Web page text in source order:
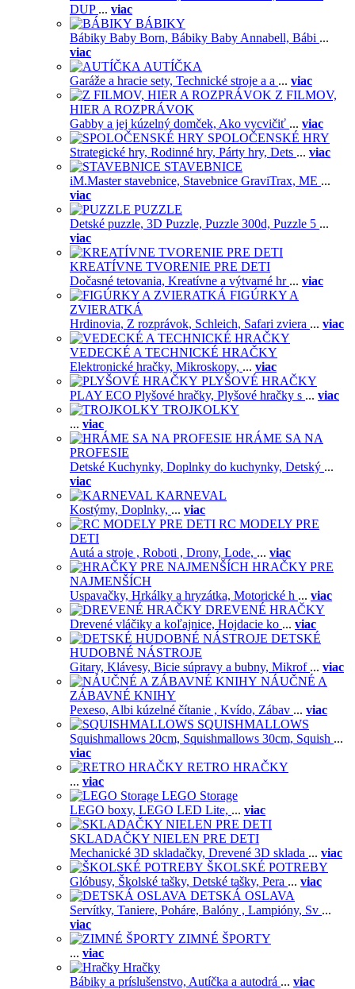
DUP ... viac
BÁBIKY
Bábiky Baby Born, Bábiky Baby Annabell, Bábi ...
viac
AUTÍČKA
Garáže a hracie sety, Technické stroje a a ... viac
Z FILMOV,
HIER A ROZPRÁVOK
Gabby a jej kúzelný domček, Ako vycvičiť ... viac
SPOLOČENSKÉ HRY
Strategické hry, Rodinné hry, Párty hry, Dets ... viac
STAVEBNICE
iM.Master stavebnice, Stavebnice GraviTrax, ME ...
viac
PUZZLE
Detské puzzle, 3D Puzzle, Puzzle 300d, Puzzle 5 ...
viac
KREATÍVNE TVORENIE PRE DETI
Dočasné tetovania, Kreatívne a výtvarné hr ... viac
FIGÚRKY A
ZVIERATKÁ
Hrdinovia, Z rozprávok, Schleich, Safari zviera ... viac
VEDECKÉ A TECHNICKÉ HRAČKY
Elektronické hračky, Mikroskopy, ... viac
PLYŠOVÉ HRAČKY
PLAY ECO Plyšové hračky, Plyšové hračky s ... viac
TROJKOLKY
... viac
HRÁME SA NA
PROFESIE
Detské Kuchynky, Doplnky do kuchynky, Detský ...
viac
KARNEVAL
Kostýmy, Doplnky, ... viac
RC MODELY PRE
DETI
Autá a stroje , Roboti , Drony, Lode, ... viac
HRAČKY PRE
NAJMENŠÍCH
Uspavačky, Hrkálky a hryzátka, Motorické h ... viac
DREVENÉ HRAČKY
Drevené vláčiky a koľajnice, Hojdacie ko ... viac
DETSKÉ
HUDOBNÉ NÁSTROJE
Gitary, Klávesy, Bicie súpravy a bubny, Mikrof ... viac
NÁUČNÉ A
ZÁBAVNÉ KNIHY
Pexeso, Albi kúzelné čítanie , Kvído, Zábav ... viac
SQUISHMALLOWS
Squishmallows 20cm, Squishmallows 30cm, Squish ...
viac
RETRO HRAČKY
... viac
LEGO Storage
LEGO boxy, LEGO LED Lite, ... viac
SKLADAČKY NIELEN PRE DETI
Mechanické 3D skladačky, Drevené 3D sklada ... viac
ŠKOLSKÉ POTREBY
Glóbusy, Školské tašky, Detské tašky, Pera ... viac
DETSKÁ OSLAVA
Servítky, Taniere, Poháre, Balóny , Lampióny, Sv ...
viac
ZIMNÉ ŠPORTY
... viac
Hračky
Bábiky a príslušenstvo, Autíčka a autodrá ... viac